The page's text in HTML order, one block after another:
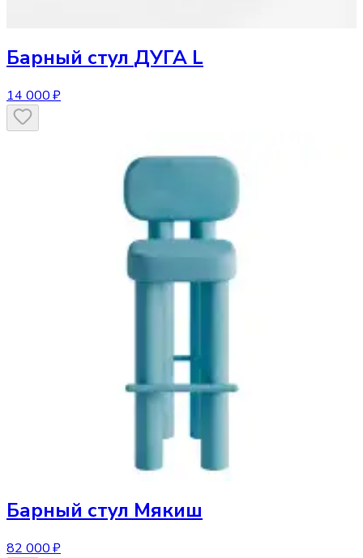
Барный стул ДУГА L
14 000 ₽
Барный стул Мякиш
82 000 ₽